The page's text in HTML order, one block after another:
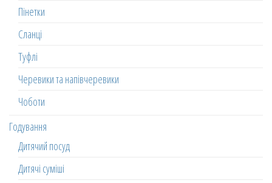
Пінетки
Сланці
Туфлі
Черевики та напівчеревики
Чоботи
Годування
Дитячий посуд
Дитячі суміші